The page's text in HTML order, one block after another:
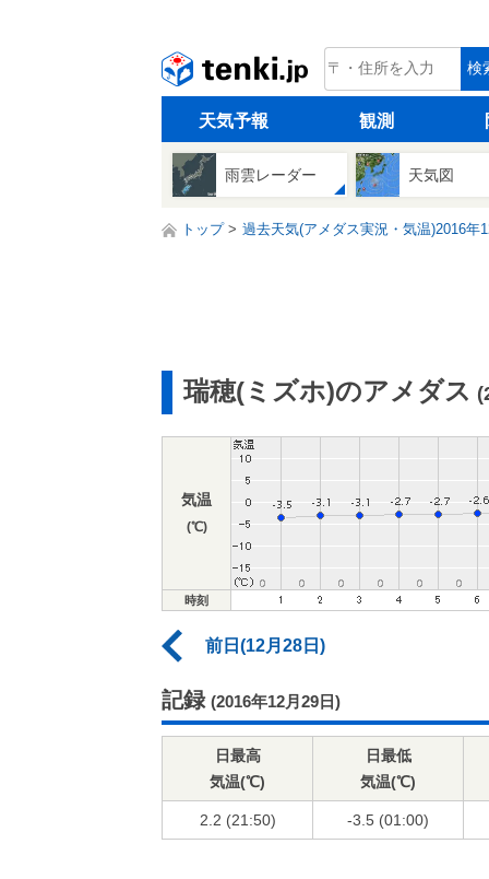
tenki.jp 検
天気予報 観測
雨雲レーダー 天気図
トップ 過去天気(アメダス実況・気温)2016年
瑞穂(ミズホ)のアメダス
気温
(℃)
時刻
前日(12月28日)
記録 (2016年12月29日)
日最高
気温(℃)
日最低
気温(℃)
2.2 (21:50) -3.5 (01:00)